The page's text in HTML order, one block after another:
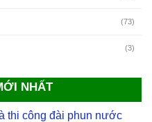
(73)
(3)
NHẤT
thi công đài phun nước